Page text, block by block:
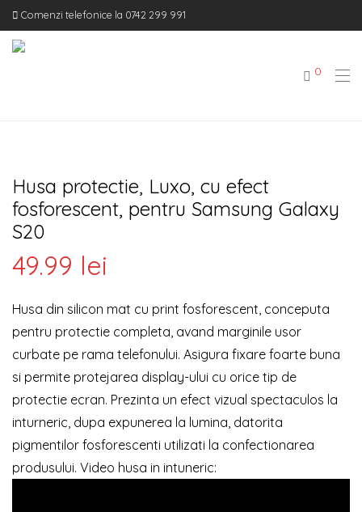
Comenzi telefonice la 0742 299 991
0
Husa protectie, Luxo, cu efect
fosforescent, pentru Samsung Galaxy
S20
49.99 lei
Husa din silicon mat cu print fosforescent, conceputa
pentru protectie completa, avand marginile usor
curbate pe rama telefonului. Asigura fixare foarte buna
si permite protejarea display-ului cu orice tip de
protectie ecran. Prezinta un efect vizual spectaculos la
inturneric, dupa expunerea la lumina, datorita
pigmentilor fosforescenti utilizati la confectionarea
produsului. Video husa in intuneric: